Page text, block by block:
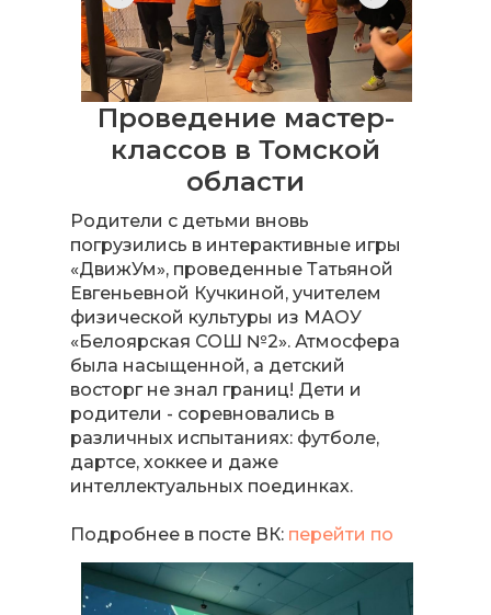
Проведение мастер-
классов в Томской
области
Родители с детьми вновь
погрузились в интерактивные игры
«ДвижУм», проведенные Татьяной
Евгеньевной Кучкиной, учителем
физической культуры из МАОУ
«Белоярская СОШ №2». Атмосфера
была насыщенной, а детский
восторг не знал границ! Дети и
родители - соревновались в
различных испытаниях: футболе,
дартсе, хоккее и даже
интеллектуальных поединках.
Подробнее в посте ВК: перейти по
ссылке